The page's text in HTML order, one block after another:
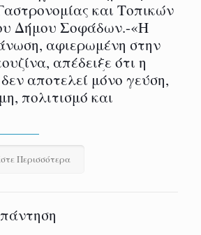
και Τοπικών
Δήμου Σοφάδων.-«Η
αφιερωμένη στην
απέδειξε ότι η
αποτελεί μόνο γεύση,
πολιτισμό και
Περισσότερα